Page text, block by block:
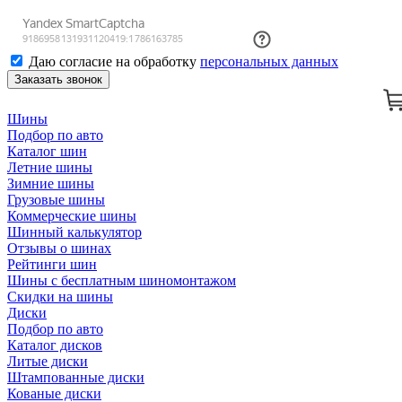
Даю согласие на обработку персональных данных
Заказать звонок
Шины
Подбор по авто
Каталог шин
Летние шины
Зимние шины
Грузовые шины
Коммерческие шины
Шинный калькулятор
Отзывы о шинах
Рейтинги шин
Шины с бесплатным шиномонтажом
Скидки на шины
Диски
Подбор по авто
Каталог дисков
Литые диски
Штампованные диски
Кованые диски